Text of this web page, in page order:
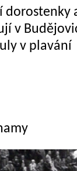
dorostenky
v
v plavání